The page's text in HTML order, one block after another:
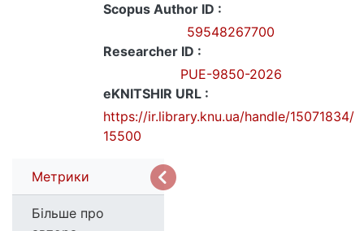
Scopus Author ID :
59548267700
Researcher ID :
PUE-9850-2026
eKNITSHIR URL :
https://ir.library.knu.ua/handle/15071834/
15500
Метрики
Більше про